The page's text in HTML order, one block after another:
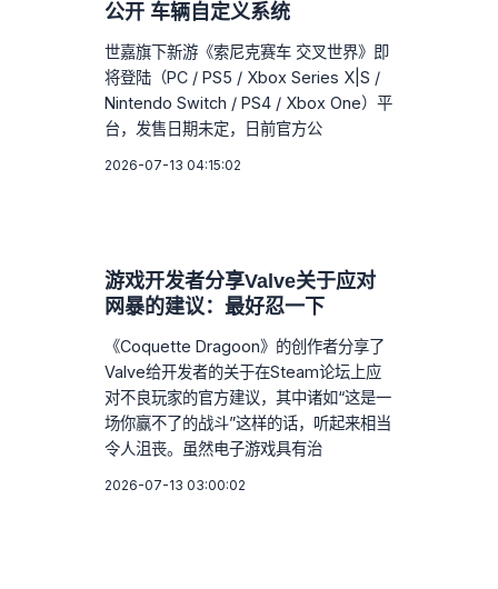
公开 车辆自定义系统
世嘉旗下新游《索尼克赛车 交叉世界》即
将登陆（PC / PS5 / Xbox Series X|S /
Nintendo Switch / PS4 / Xbox One）平
台，发售日期未定，日前官方公
2026-07-13 04:15:02
游戏开发者分享Valve关于应对
网暴的建议：最好忍一下
《Coquette Dragoon》的创作者分享了
Valve给开发者的关于在Steam论坛上应
对不良玩家的官方建议，其中诸如“这是一
场你赢不了的战斗”这样的话，听起来相当
令人沮丧。虽然电子游戏具有治
2026-07-13 03:00:02